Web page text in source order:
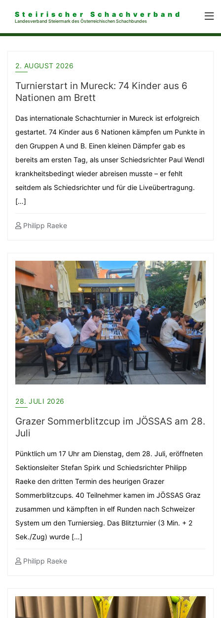
Steirischer Schachverband
Landesverband Steiermark des Österreichischen Schachbundes
2. AUGUST 2026
Turnierstart in Mureck: 74 Kinder aus 6
Nationen am Brett
Das internationale Schachturnier in Mureck ist erfolgreich
gestartet. 74 Kinder aus 6 Nationen kämpfen um Punkte in
den Gruppen A und B. Einen kleinen Dämpfer gab es
bereits am ersten Tag, als unser Schiedsrichter Paul Wendl
krankheitsbedingt wieder abreisen musste – er fehlt
seitdem als Schiedsrichter und für die Liveübertragung.
[…]
Philipp Raeke
28. JULI 2026
Grazer Sommerblitzcup im JÖSSAS am 28.
Juli
Pünktlich um 17 Uhr am Dienstag, dem 28. Juli, eröffneten
Sektionsleiter Stefan Spirk und Schiedsrichter Philipp
Raeke den dritten Termin des heurigen Grazer
Sommerblitzcups. 40 Teilnehmer kamen im JÖSSAS Graz
zusammen und kämpften in elf Runden nach Schweizer
System um den Turniersieg. Das Blitzturnier (3 Min. + 2
Sek./Zug) wurde […]
Philipp Raeke